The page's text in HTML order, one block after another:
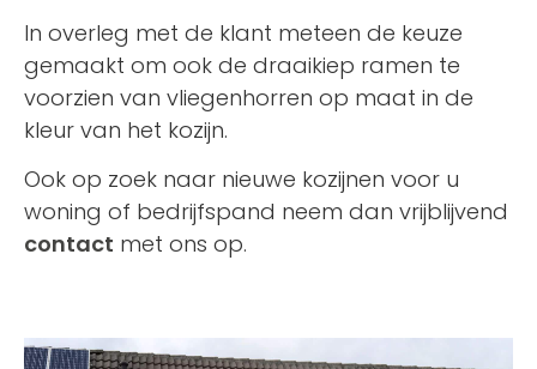
In overleg met de klant meteen de keuze
gemaakt om ook de draaikiep ramen te
voorzien van vliegenhorren op maat in de
kleur van het kozijn.
Ook op zoek naar nieuwe kozijnen voor u
woning of bedrijfspand neem dan vrijblijvend
contact met ons op.